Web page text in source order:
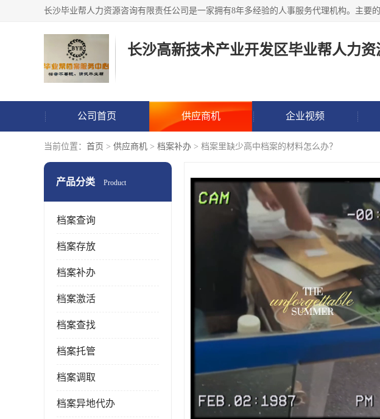
公司首页 供应商机 企业视频
当前位置： 首页 > 供应商机 > 档案补办 > 档案里缺少高中档案的材料怎么办？
产品分类 Product
档案查询
档案存放
档案补办
档案激活
档案查找
档案托管
档案调取
档案异地代办